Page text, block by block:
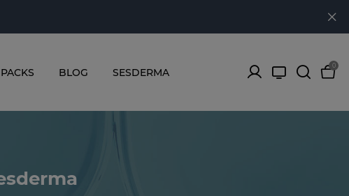
PACKS BLOG SESDERMA
0